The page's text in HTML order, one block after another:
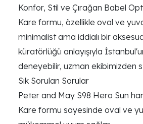
Konfor, Stil ve Çırağan Babel
Kare formu, özellikle oval ve
minimalist ama iddialı bir
küratörlüğü anlayışıyla
deneyebilir, uzman ekibimizden
Sık Sorulan Sorular
Peter and May S98 Hero Sun
Kare formu sayesinde oval ve